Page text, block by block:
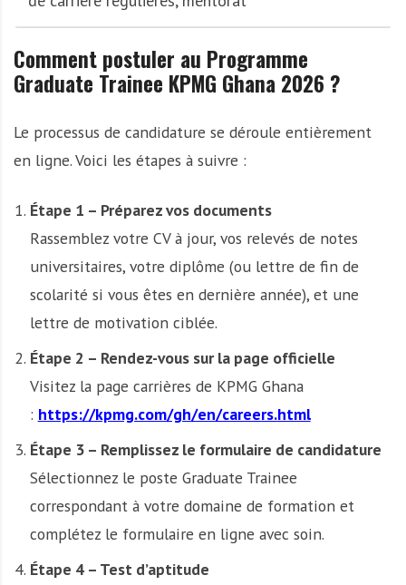
Comment postuler au Programme
Graduate Trainee KPMG Ghana 2026 ?
Le processus de candidature se déroule entièrement
en ligne. Voici les étapes à suivre :
Étape 1 – Préparez vos documents
Rassemblez votre CV à jour, vos relevés de notes
universitaires, votre diplôme (ou lettre de fin de
scolarité si vous êtes en dernière année), et une
lettre de motivation ciblée.
Étape 2 – Rendez-vous sur la page officielle
Visitez la page carrières de KPMG Ghana
: https://kpmg.com/gh/en/careers.html
Étape 3 – Remplissez le formulaire de candidature
Sélectionnez le poste Graduate Trainee
correspondant à votre domaine de formation et
complétez le formulaire en ligne avec soin.
Étape 4 – Test d’aptitude